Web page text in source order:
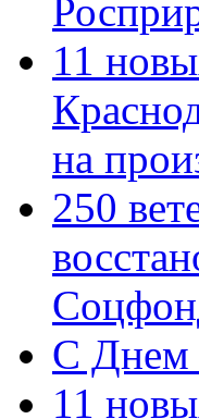
11
на
250
С Днем
11